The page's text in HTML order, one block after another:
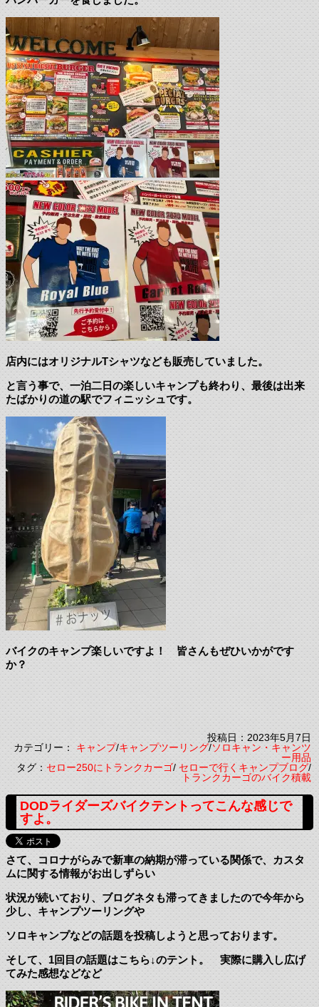
店内にはオリジナルTシャツなども販売していました。
と言う事で、一泊二日の楽しいキャンプも終わり、最後は出来
たばかりの道の駅でフィニッシュです。
バイクのキャンプ楽しいですよ！ 皆さんもぜひいかがです
か？
投稿日：2023年5月7日
カテゴリー：キャンプ/キャンプツーリング/ソロキャン・キャンツ
ー用品
タグ：セロー250にトランクカーゴ/セローで行くキャンプブログ/
トランクカーゴのバイク積載
DODライダーズバイクテントってこんな感じで
すよ。
さて、コロナがらみで新車の納期が滞っている関係で、カスタ
ムに関する情報がお出しずらい
状況が続いており、ブログネタも滞ってきましたので今年から
少し、キャンプツーリングや
ソロキャンプなどの話題を投稿しようと思っております。
そして、1回目の話題はこちら↓のテント。 実際に購入し広げ
てみた感想などなど